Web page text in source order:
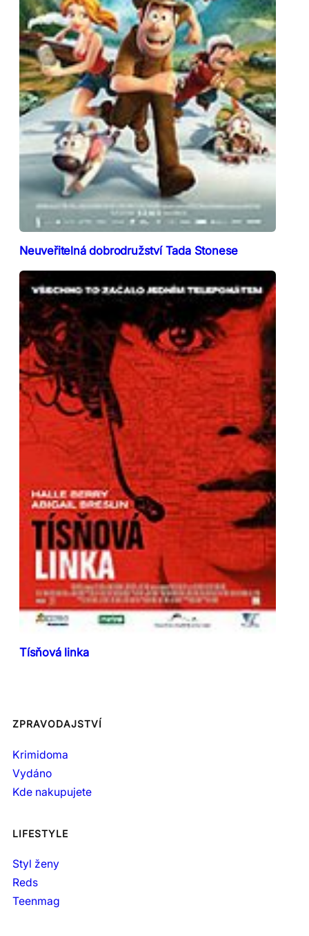
Neuveřitelná dobrodružství Tada Stonese
Tísňová linka
ZPRAVODAJSTVÍ
Krimidoma
Vydáno
Kde nakupujete
LIFESTYLE
Styl ženy
Reds
Teenmag